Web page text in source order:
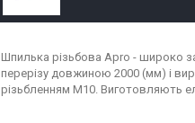
Шпилька різьбова Apro - широко
перерізу довжиною 2000 (мм) і
різьбленням М10. Виготовляють